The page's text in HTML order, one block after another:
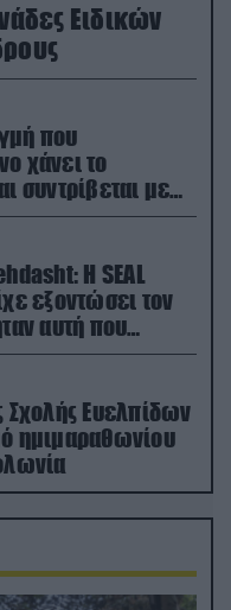
Ειδικών
που
χάνει το
συντρίβεται με
(βίντεο)
Η SEAL
εξοντώσει τον
αυτή που
του F-15
Σχολής Ευελπίδων
ημιμαραθωνίου